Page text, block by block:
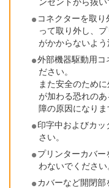
コネクターを取
って取り外し、
がかからないよう
外部機器駆動用コ
ださい。
また安全のため
が加わる恐れの
障の原因になりま
印字中およびカ
さい。
プリンターカバ
わないでください
カバーなど開閉